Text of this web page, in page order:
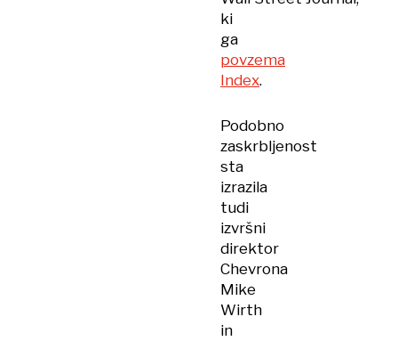
ki
ga
povzema
Index.
Podobno
zaskrbljenost
sta
izrazila
tudi
izvršni
direktor
Chevrona
Mike
Wirth
in